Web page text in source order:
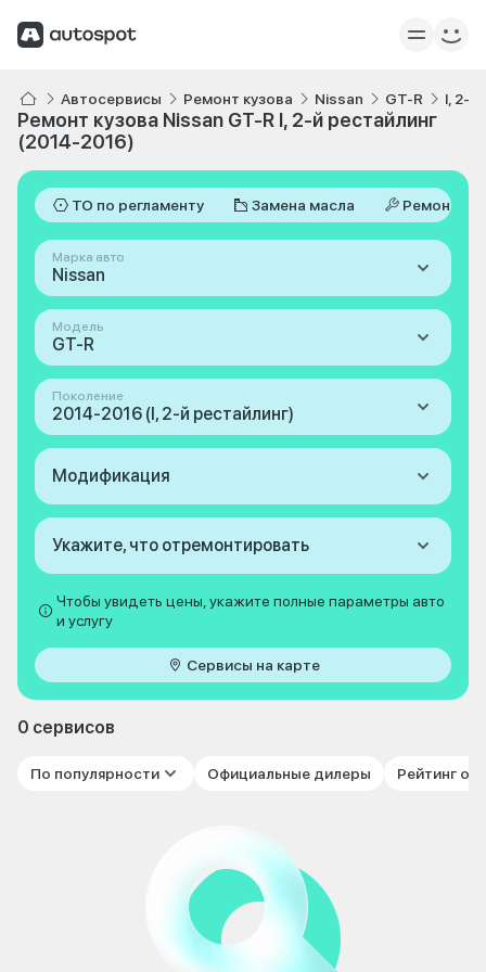
Автосервисы Ремонт кузова Nissan GT-R I, 2-й
Ремонт кузова Nissan GT-R I, 2-й рестайлинг
(2014-2016)
ТО по регламенту Замена масла Ремонт
Марка авто
Nissan
Модель
GT-R
Поколение
2014-2016 (I, 2-й рестайлинг)
Модификация
Укажите, что отремонтировать
Чтобы увидеть цены, укажите полные параметры авто
и услугу
Сервисы на карте
0 сервисов
По популярности Официальные дилеры Рейтинг